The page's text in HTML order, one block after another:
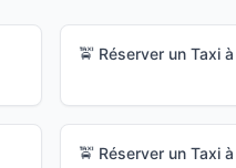
🚖 Réserver un Taxi à
🚖 Réserver un Taxi à